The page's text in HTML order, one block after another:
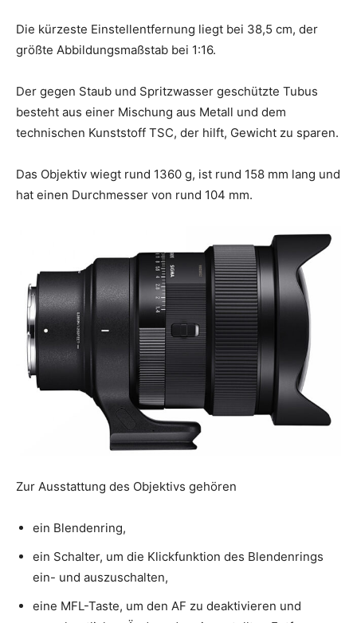
Die kürzeste Einstellentfernung liegt bei 38,5 cm, der
größte Abbildungsmaßstab bei 1:16.
Der gegen Staub und Spritzwasser geschützte Tubus
besteht aus einer Mischung aus Metall und dem
technischen Kunststoff TSC, der hilft, Gewicht zu sparen.
Das Objektiv wiegt rund 1360 g, ist rund 158 mm lang und
hat einen Durchmesser von rund 104 mm.
Zur Ausstattung des Objektivs gehören
ein Blendenring,
ein Schalter, um die Klickfunktion des Blendenrings
ein- und auszuschalten,
eine MFL-Taste, um den AF zu deaktivieren und